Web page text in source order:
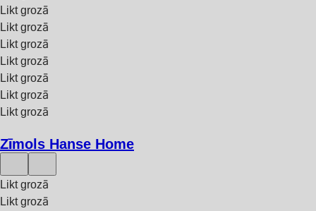
Likt grozā
Likt grozā
Likt grozā
Likt grozā
Likt grozā
Likt grozā
Likt grozā
Zīmols Hanse Home
Likt grozā
Likt grozā